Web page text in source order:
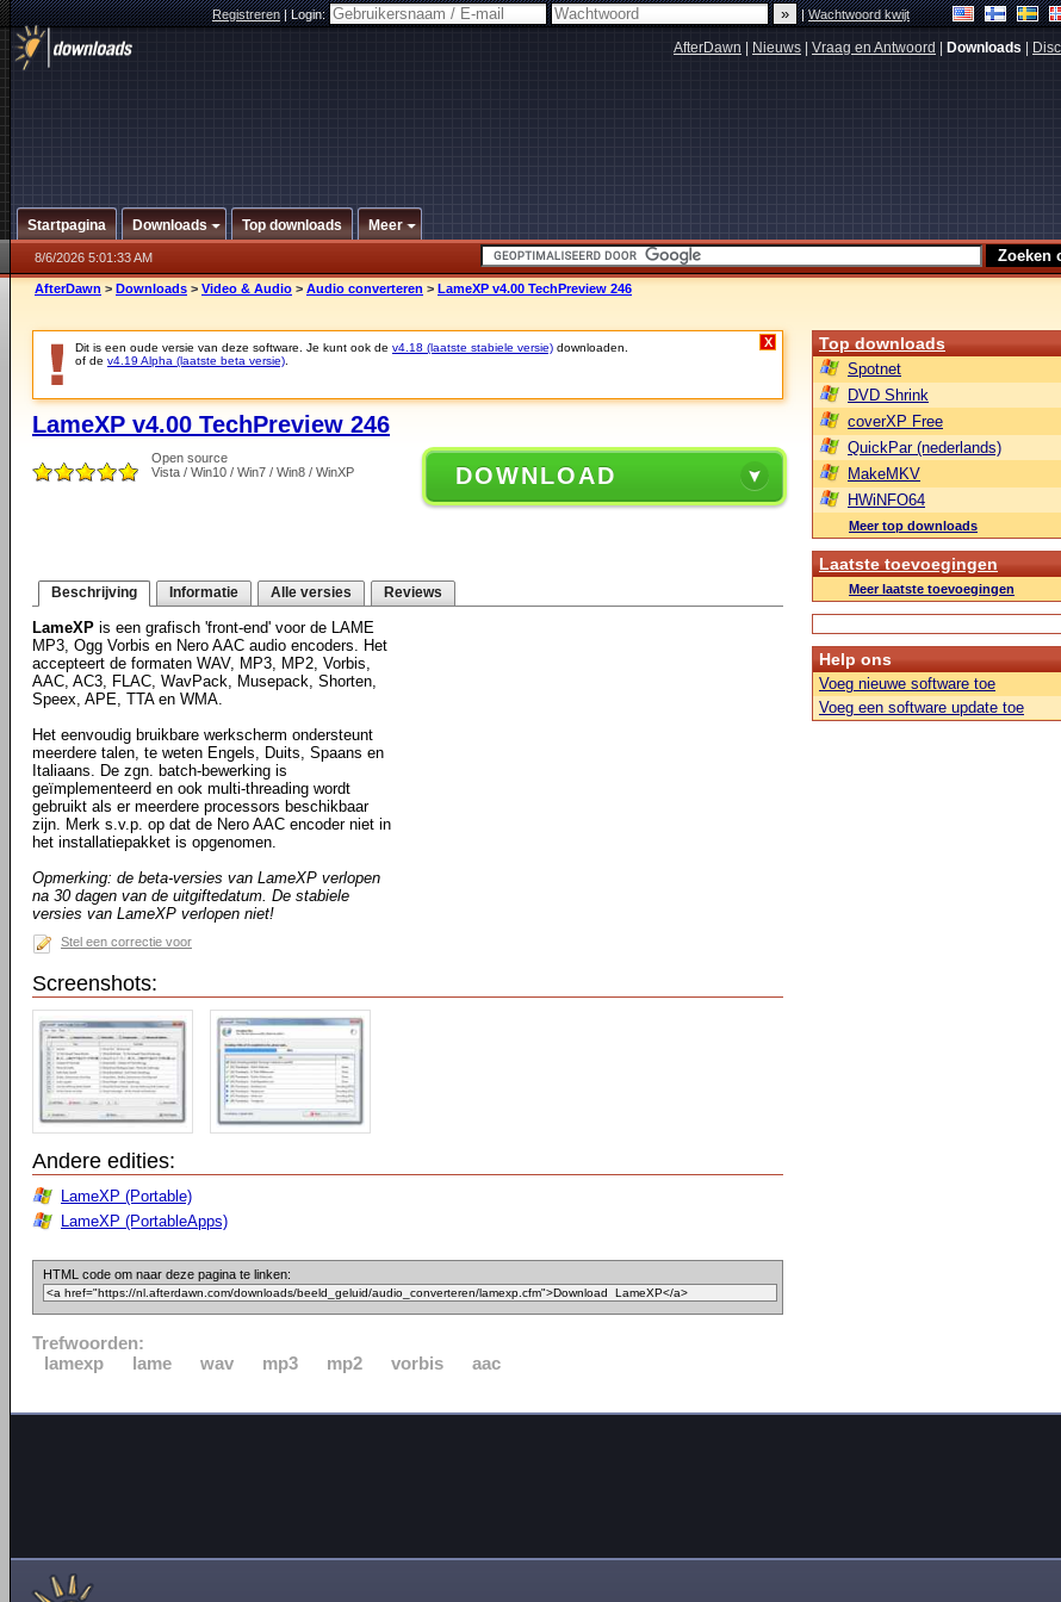
Registreren|Login: |Wachtwoord kwijt
AfterDawn Nieuws Vraag en Antwoord Downloads
Startpagina Downloads Top downloads Meer
8/6/2026 5:01:33 AM
AfterDawn > Downloads > Video & Audio > Audio converteren > LameXP v4.00 TechPreview 246
Dit is een oude versie van deze software. Je kunt ook de v4.18 (laatste stabiele versie) downloaden.
of de v4.19 Alpha (laatste beta versie)
X
LameXP v4.00 TechPreview 246
Open source
Vista / Win10 / Win7 / Win8 / WinXP
DOWNLOAD
Beschrijving Informatie Alle versies Reviews
LameXP is een grafisch 'front-end' voor de LAME
MP3, Ogg Vorbis en Nero AAC audio encoders. Het
accepteert de formaten WAV, MP3, MP2, Vorbis,
AAC, AC3, FLAC, WavPack, Musepack, Shorten,
Speex, APE, TTA en WMA.
Het eenvoudig bruikbare werkscherm ondersteunt
meerdere talen, te weten Engels, Duits, Spaans en
Italiaans. De zgn. batch-bewerking is
geïmplementeerd en ook multi-threading wordt
gebruikt als er meerdere processors beschikbaar
zijn. Merk s.v.p. op dat de Nero AAC encoder niet in
het installatiepakket is opgenomen.
Opmerking: de beta-versies van LameXP verlopen
na 30 dagen van de uitgiftedatum. De stabiele
versies van LameXP verlopen niet!
Stel een correctie voor
Screenshots:
Andere edities:
LameXP (Portable)
LameXP (PortableApps)
HTML code om naar deze pagina te linken:
Trefwoorden:
lamexp
lame wav mp3 mp2 vorbis aac
Top downloads
Spotnet
DVD Shrink
coverXP Free
QuickPar (nederlands)
MakeMKV
HWiNFO64
Meer top downloads
Laatste toevoegingen
Meer laatste toevoegingen
Help ons
Voeg nieuwe software toe
Voeg een software update toe